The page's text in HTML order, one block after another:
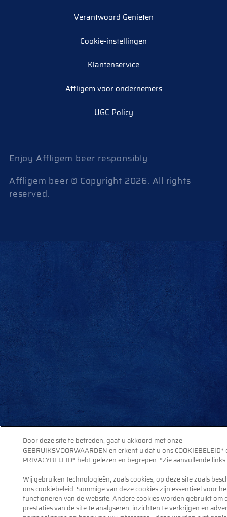
Verantwoord Genieten
Cookie-instellingen
Klantenservice
Affligem voor ondernemers
UGC Policy
Enjoy Affligem beer responsibly
Affligem beer © Copyright 2026. All rights
reserved.
Door deze site te betreden, gaat u akkoord met onze
GEBRUIKSVOORWAARDEN en erkent u dat u ons COOKIEBELEID*
PRIVACYBELEID* hebt gelezen en begrepen. *Zie aanvullende
Wij gebruiken technologieën, zoals cookies, op deze site zoals
ons cookiebeleid. Sommige van deze cookies zijn essentieel voor
functioneren van de website. Andere cookies worden gebruikt om
prestaties van de site te analyseren, inzichten te verkrijgen en